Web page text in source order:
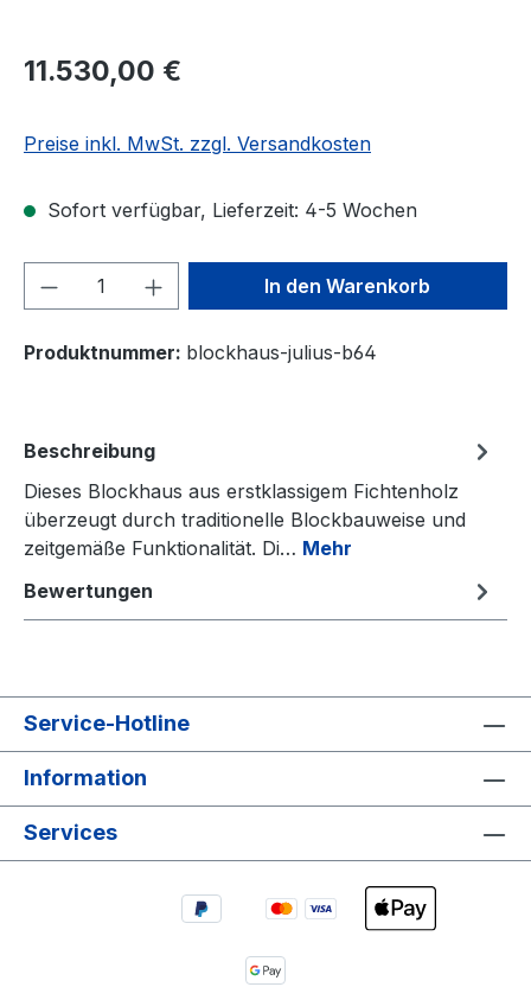
11.530,00 €
Preise inkl. MwSt. zzgl. Versandkosten
Sofort verfügbar, Lieferzeit: 4-5 Wochen
Produkt Anzahl: Gib denIn den Warenkorb
Produktnummer: blockhaus-julius-b64
Beschreibung
Dieses Blockhaus aus erstklassigem Fichtenholz
überzeugt durch traditionelle Blockbauweise und
zeitgemäße Funktionalität. Di… Mehr
Bewertungen
Service-Hotline
Information
Services